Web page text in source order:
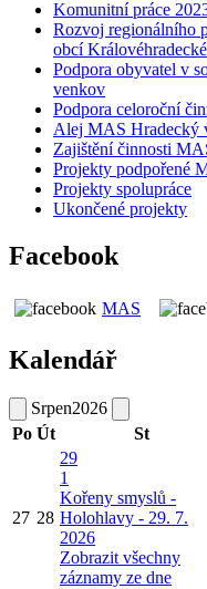
Komunitní práce
Rozvoj regionálního
obcí
Podpora obyvatel v
venkov
Podpora celoroční
Alej MAS Hradecký
Zajištění činnosti
Projekty podpořené
Projekty spolupráce
Ukončené projekty
Facebook
MAS
Kalendář
Srpen2026
Po Út St
27 28
29
1
Kořeny smyslů -
Holohlavy - 29. 7.
2026
Zobrazit všechny
záznamy ze dne